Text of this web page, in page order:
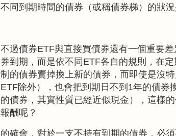
不同到期時間的債券（或稱債券梯）的狀況
不過債券ETF與直接買債券還有一個重要
券到期，而是依不同ETF各自的規則，在
制的債券賣掉換上新的債券，而即使是沒
ETF除外），也會把到期日不到 1年的債券
的債券，其實性質已經近似現金），這樣
報酬呢？
的確會，對於一支不持有到期的債券，必